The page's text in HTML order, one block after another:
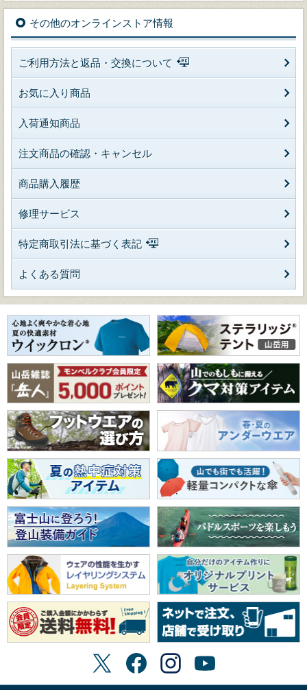
その他のオンラインストア情報
ご利用方法と返品・交換について
お気に入り商品
入荷通知商品
注文商品の確認・キャンセル
商品購入履歴
修理サービス
特定商取引法に基づく表記
よくある質問